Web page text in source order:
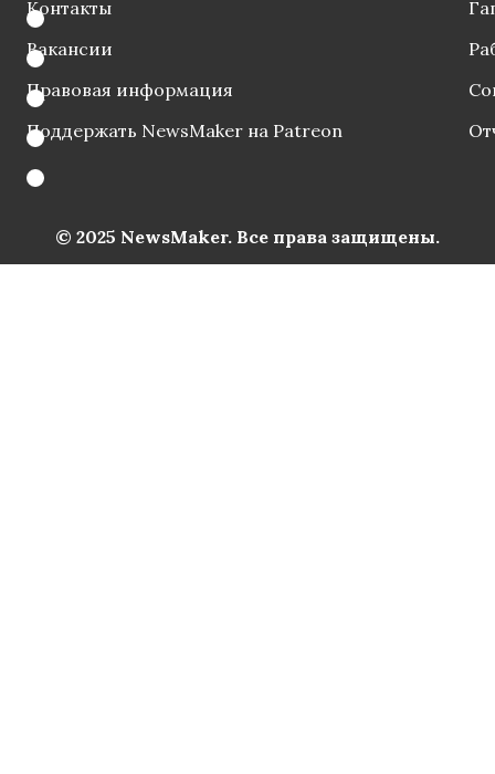
Контакты
Вакансии
Правовая информация
Поддержать NewsMaker на Patreon
© 2025 NewsMaker. Все права защищены.